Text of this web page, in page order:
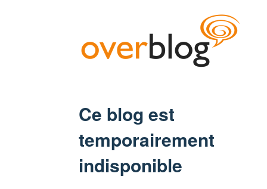
Ce blog est
temporairement
indisponible